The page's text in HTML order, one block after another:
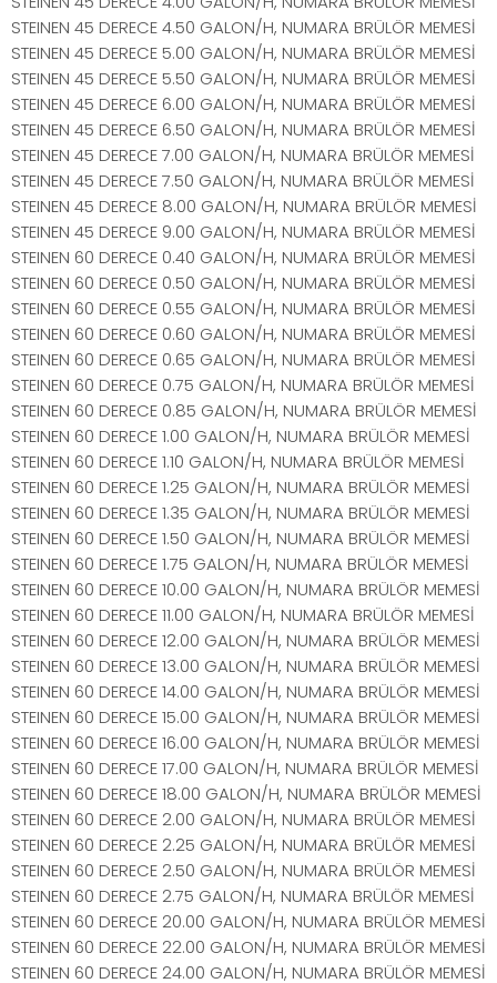
STEINEN 45 DERECE 4.50 GALON/H, NUMARA BRÜLÖR MEMESİ
STEINEN 45 DERECE 5.00 GALON/H, NUMARA BRÜLÖR MEMESİ
STEINEN 45 DERECE 5.50 GALON/H, NUMARA BRÜLÖR MEMESİ
STEINEN 45 DERECE 6.00 GALON/H, NUMARA BRÜLÖR MEMESİ
STEINEN 45 DERECE 6.50 GALON/H, NUMARA BRÜLÖR MEMESİ
STEINEN 45 DERECE 7.00 GALON/H, NUMARA BRÜLÖR MEMESİ
STEINEN 45 DERECE 7.50 GALON/H, NUMARA BRÜLÖR MEMESİ
STEINEN 45 DERECE 8.00 GALON/H, NUMARA BRÜLÖR MEMESİ
STEINEN 45 DERECE 9.00 GALON/H, NUMARA BRÜLÖR MEMESİ
STEINEN 60 DERECE 0.40 GALON/H, NUMARA BRÜLÖR MEMESİ
STEINEN 60 DERECE 0.50 GALON/H, NUMARA BRÜLÖR MEMESİ
STEINEN 60 DERECE 0.55 GALON/H, NUMARA BRÜLÖR MEMESİ
STEINEN 60 DERECE 0.60 GALON/H, NUMARA BRÜLÖR MEMESİ
STEINEN 60 DERECE 0.65 GALON/H, NUMARA BRÜLÖR MEMESİ
STEINEN 60 DERECE 0.75 GALON/H, NUMARA BRÜLÖR MEMESİ
STEINEN 60 DERECE 0.85 GALON/H, NUMARA BRÜLÖR MEMESİ
STEINEN 60 DERECE 1.00 GALON/H, NUMARA BRÜLÖR MEMESİ
STEINEN 60 DERECE 1.10 GALON/H, NUMARA BRÜLÖR MEMESİ
STEINEN 60 DERECE 1.25 GALON/H, NUMARA BRÜLÖR MEMESİ
STEINEN 60 DERECE 1.35 GALON/H, NUMARA BRÜLÖR MEMESİ
STEINEN 60 DERECE 1.50 GALON/H, NUMARA BRÜLÖR MEMESİ
STEINEN 60 DERECE 1.75 GALON/H, NUMARA BRÜLÖR MEMESİ
STEINEN 60 DERECE 10.00 GALON/H, NUMARA BRÜLÖR MEMESİ
STEINEN 60 DERECE 11.00 GALON/H, NUMARA BRÜLÖR MEMESİ
STEINEN 60 DERECE 12.00 GALON/H, NUMARA BRÜLÖR MEMESİ
STEINEN 60 DERECE 13.00 GALON/H, NUMARA BRÜLÖR MEMESİ
STEINEN 60 DERECE 14.00 GALON/H, NUMARA BRÜLÖR MEMESİ
STEINEN 60 DERECE 15.00 GALON/H, NUMARA BRÜLÖR MEMESİ
STEINEN 60 DERECE 16.00 GALON/H, NUMARA BRÜLÖR MEMESİ
STEINEN 60 DERECE 17.00 GALON/H, NUMARA BRÜLÖR MEMESİ
STEINEN 60 DERECE 18.00 GALON/H, NUMARA BRÜLÖR MEMESİ
STEINEN 60 DERECE 2.00 GALON/H, NUMARA BRÜLÖR MEMESİ
STEINEN 60 DERECE 2.25 GALON/H, NUMARA BRÜLÖR MEMESİ
STEINEN 60 DERECE 2.50 GALON/H, NUMARA BRÜLÖR MEMESİ
STEINEN 60 DERECE 2.75 GALON/H, NUMARA BRÜLÖR MEMESİ
STEINEN 60 DERECE 20.00 GALON/H, NUMARA BRÜLÖR MEMESİ
STEINEN 60 DERECE 22.00 GALON/H, NUMARA BRÜLÖR MEMESİ
STEINEN 60 DERECE 24.00 GALON/H, NUMARA BRÜLÖR MEMESİ